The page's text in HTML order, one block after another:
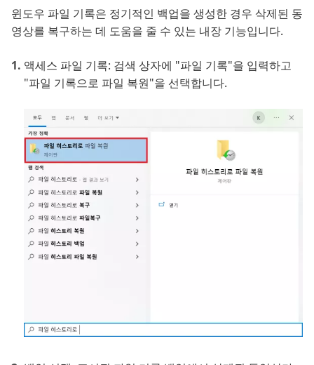
윈도우 파일 기록은 정기적인 백업을 생성한 경우 삭제된 동
영상를 복구하는 데 도움을 줄 수 있는 내장 기능입니다.
액세스 파일 기록: 검색 상자에 "파일 기록"을 입력하고
"파일 기록으로 파일 복원"을 선택합니다.